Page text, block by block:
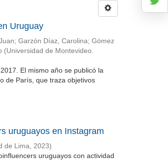
Uruguay
; Garzón Díaz, Carolina; Gómez
(Universidad de Montevideo.
El mismo año se publicó la
de París, que traza objetivos
uruguayos en Instagram
de Lima, 2023)
uruguayos con actividad